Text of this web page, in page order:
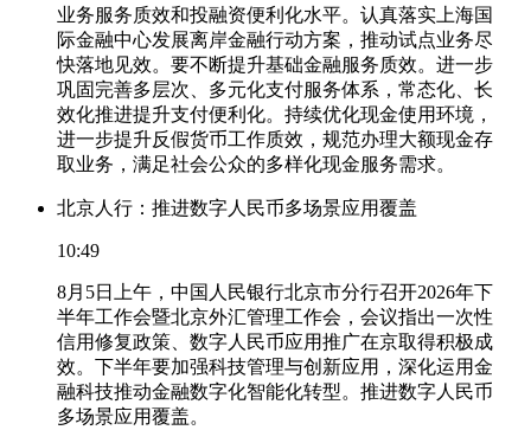
业务服务质效和投融资便利化水平。认真落实上海国
际金融中心发展离岸金融行动方案，推动试点业务尽
快落地见效。要不断提升基础金融服务质效。进一步
巩固完善多层次、多元化支付服务体系，常态化、长
效化推进提升支付便利化。持续优化现金使用环境，
进一步提升反假货币工作质效，规范办理大额现金存
取业务，满足社会公众的多样化现金服务需求。
北京人行：推进数字人民币多场景应用覆盖
10:49
8月5日上午，中国人民银行北京市分行召开2026年下
半年工作会暨北京外汇管理工作会，会议指出一次性
信用修复政策、数字人民币应用推广在京取得积极成
效。下半年要加强科技管理与创新应用，深化运用金
融科技推动金融数字化智能化转型。推进数字人民币
多场景应用覆盖。